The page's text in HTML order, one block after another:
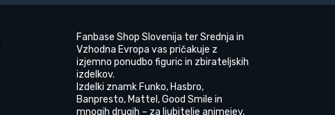
Fanbase Shop Slovenija ter Srednja in
Vzhodna Evropa vas pričakuje z
izjemno ponudbo figuric in zbirateljskih
izdelkov.
Izdelki znamk Funko, Hasbro,
Banpresto, Mattel, Good Smile in
mnogih drugih – za ljubitelje animejev,